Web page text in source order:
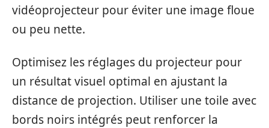
vidéoprojecteur pour éviter une image floue
ou peu nette.
Optimisez les réglages du projecteur pour
un résultat visuel optimal en ajustant la
distance de projection. Utiliser une toile avec
bords noirs intégrés peut renforcer la